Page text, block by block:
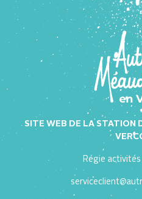
SITE WEB DE LA STATION
Régie